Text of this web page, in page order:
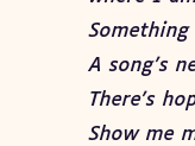
A song’s
There’s
Show me